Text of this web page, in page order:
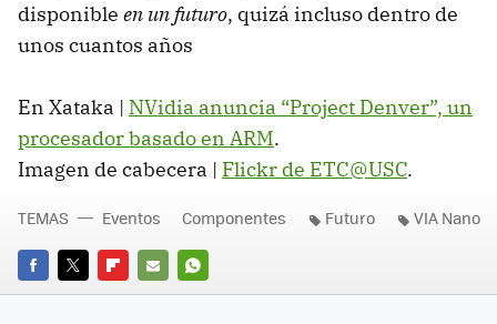
disponible en un futuro, quizá incluso dentro de
unos cuantos años
En Xataka | NVidia anuncia “Project Denver”, un
procesador basado en ARM.
Imagen de cabecera | Flickr de ETC@USC.
FACEBOOK
TWITTERFLIPBOARD
E-
WHATSAPP
TEMAS Eventos Componentes Futuro VIA Nano